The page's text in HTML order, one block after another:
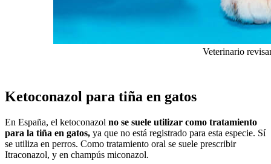
Veterinario
Ketoconazol para tiña en gatos
En España, el ketoconazol no se suele utilizar como tratamiento
para la tiña en gatos, ya que no está registrado para esta especie. Sí
se utiliza en perros. Como tratamiento oral se suele prescribir
Itraconazol, y en champús miconazol.